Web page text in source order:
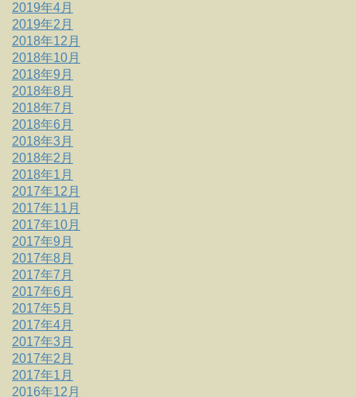
2019年4月
2019年2月
2018年12月
2018年10月
2018年9月
2018年8月
2018年7月
2018年6月
2018年3月
2018年2月
2018年1月
2017年12月
2017年11月
2017年10月
2017年9月
2017年8月
2017年7月
2017年6月
2017年5月
2017年4月
2017年3月
2017年2月
2017年1月
2016年12月